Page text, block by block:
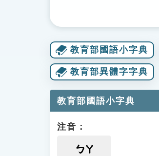
教育部國語小字典
教育部異體字字典
教育部國語小字典
注音：
ㄅㄚ